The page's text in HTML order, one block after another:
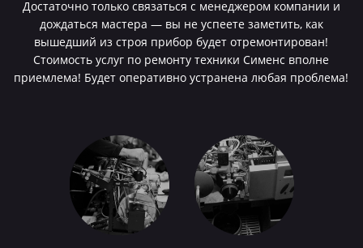
Достаточно только связаться с менеджером компании и
дождаться мастера — вы не успеете заметить, как
вышедший из строя прибор будет отремонтирован!
Стоимость услуг по ремонту техники Сименс вполне
приемлема! Будет оперативно устранена любая проблема!